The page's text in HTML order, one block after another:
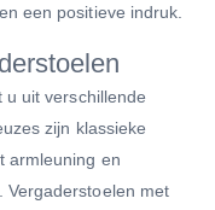
een positieve indruk.
u uit verschillende
zijn klassieke
armleuning en
Vergaderstoelen met